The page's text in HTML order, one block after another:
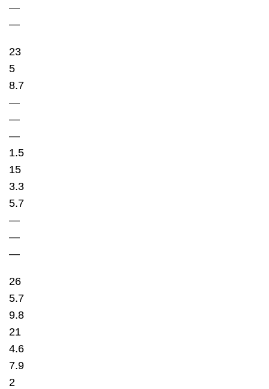
—
—
23
5
8.7
—
—
—
1.5
15
3.3
5.7
—
—
—
26
5.7
9.8
21
4.6
7.9
2